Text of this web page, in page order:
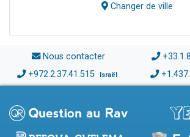
Changer de ville
Nous contacter
+972.2.37.41.515 Israël